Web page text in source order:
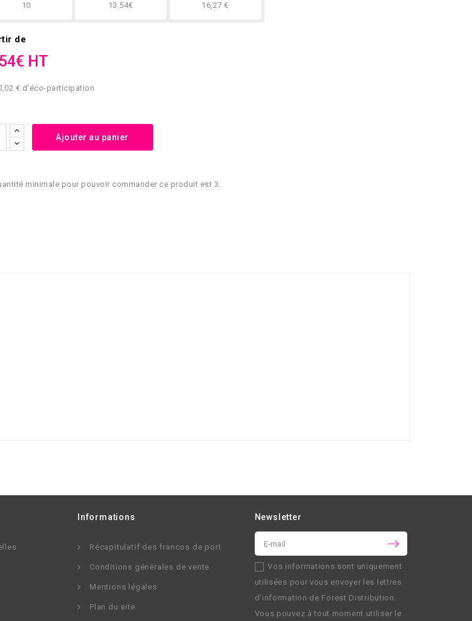
10 13.54€ 16,27 €
de
HT
€ d'éco-participation
Ajouter au panier
minimale pour pouvoir commander ce produit est 3.
Informations
Récapitulatif des francos de port
Conditions générales de vente
Mentions légales
Plan du site
Newsletter
Vos informations sont uniquement
utilisées pour vous envoyer les lettres
d’information de Forest Distribution .
Vous pouvez à tout moment utiliser le